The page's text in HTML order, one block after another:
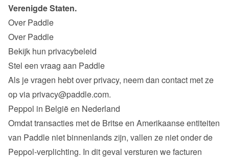
Verenigde Staten.
Over Paddle
Over Paddle
Bekijk hun privacybeleid
Stel een vraag aan Paddle
Als je vragen hebt over privacy, neem dan contact met ze
op via privacy@paddle.com.
Peppol in België en Nederland
Omdat transacties met de Britse en Amerikaanse entiteiten
van Paddle niet binnenlands zijn, vallen ze niet onder de
Peppol-verplichting. In dit geval versturen we facturen